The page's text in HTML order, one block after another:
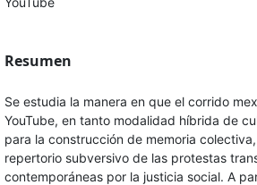
Resumen
Se estudia la manera en que el corrido
YouTube, en tanto modalidad híbrida de
para la construcción de memoria
repertorio subversivo de las protestas
contemporáneas por la justicia social. A